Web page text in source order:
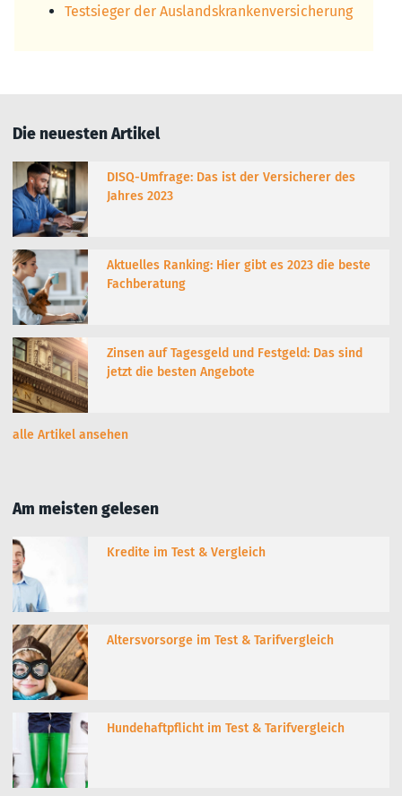
Testsieger der Auslandskrankenversicherung
Die neuesten Artikel
DISQ-Umfrage: Das ist der Versicherer des
Jahres 2023
Aktuelles Ranking: Hier gibt es 2023 die beste
Fachberatung
Zinsen auf Tagesgeld und Festgeld: Das sind
jetzt die besten Angebote
alle Artikel ansehen
Am meisten gelesen
Kredite im Test & Vergleich
Altersvorsorge im Test & Tarifvergleich
Hundehaftpflicht im Test & Tarifvergleich